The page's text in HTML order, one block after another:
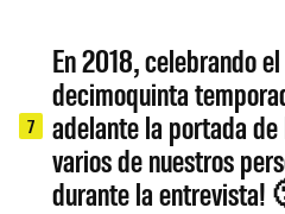
7
En 2018, celebrando
decimoquinta
adelante la portada
varios de nuestros
durante la entrevista!